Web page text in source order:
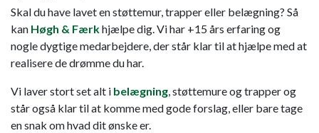
Skal du have lavet en støttemur, trapper eller belægning? Så
kan Høgh & Færkhjælpe dig. Vi har +15 års erfaring og
nogle dygtige medarbejdere, der står klar til at hjælpe med at
realisere de drømme du har.
Vi laver stort set alt i belægning, støttemure og trapper og
står også klar til at komme med gode forslag, eller bare tage
en snak om hvad dit ønske er.